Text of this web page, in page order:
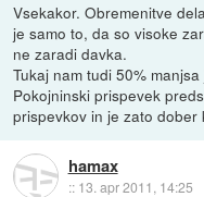
Vsekakor. Obremenitve
je samo to, da so visoke
ne zaradi davka.
Tukaj nam tudi 50%
Pokojninski prispevek
prispevkov in je zato dober
hamax
:: 13. apr 2011, 14:25